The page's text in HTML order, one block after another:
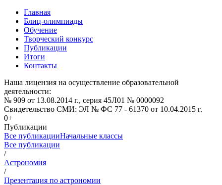
Главная
Блиц-олимпиады
Обучение
Творческий конкурс
Публикации
Итоги
Контакты
Наша лицензия на осуществление образовательной
деятельности:
№ 909 от 13.08.2014 г., серия 45Л01 № 0000092
Свидетельство СМИ: ЭЛ № ФС 77 - 61370 от 10.04.2015 г.
0+
Публикации
Все публикацииНачальные классы
Все публикации
/
Астрономия
/
Презентация по астрономии